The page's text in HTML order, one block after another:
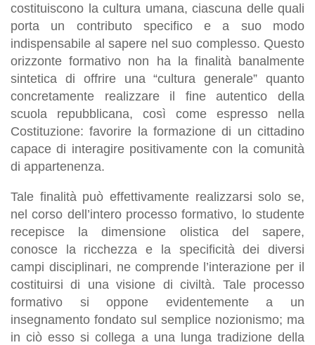
costituiscono la cultura umana, ciascuna delle quali
porta un contributo specifico e a suo modo
indispensabile al sapere nel suo complesso. Questo
orizzonte formativo non ha la finalità banalmente
sintetica di offrire una “cultura generale” quanto
concretamente realizzare il fine autentico della
scuola repubblicana, così come espresso nella
Costituzione: favorire la formazione di un cittadino
capace di interagire positivamente con la comunità
di appartenenza.
Tale finalità può effettivamente realizzarsi solo se,
nel corso dell’intero processo formativo, lo studente
recepisce la dimensione olistica del sapere,
conosce la ricchezza e la specificità dei diversi
campi disciplinari, ne comprende l’interazione per il
costituirsi di una visione di civiltà. Tale processo
formativo si oppone evidentemente a un
insegnamento fondato sul semplice nozionismo; ma
in ciò esso si collega a una lunga tradizione della